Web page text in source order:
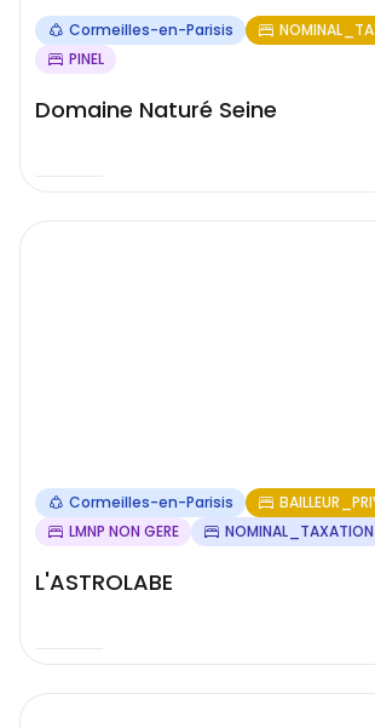
Cormeilles-en-Parisis
PINEL
Domaine Naturé Seine
Cormeilles-en-Parisis
LMNP NON GERE
NOMINAL_TAXATION
L'ASTROLABE